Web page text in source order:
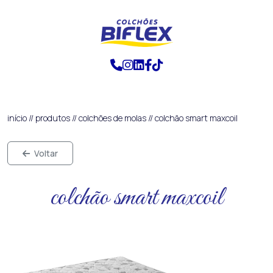
início // produtos //colchões de molas //colchão smart maxcoil
Voltar
colchão smart maxcoil